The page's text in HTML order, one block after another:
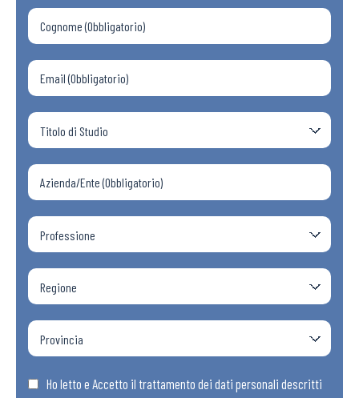
Ho letto e Accetto il trattamento dei dati personali descritti